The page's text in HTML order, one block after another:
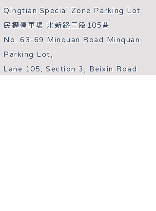
Qingtian Special Zone Parking Lot
民權停車場 北新路三段105巷
No. 63-69 Minquan Road Minquan
Parking Lot,
Lane 105, Section 3, Beixin Road